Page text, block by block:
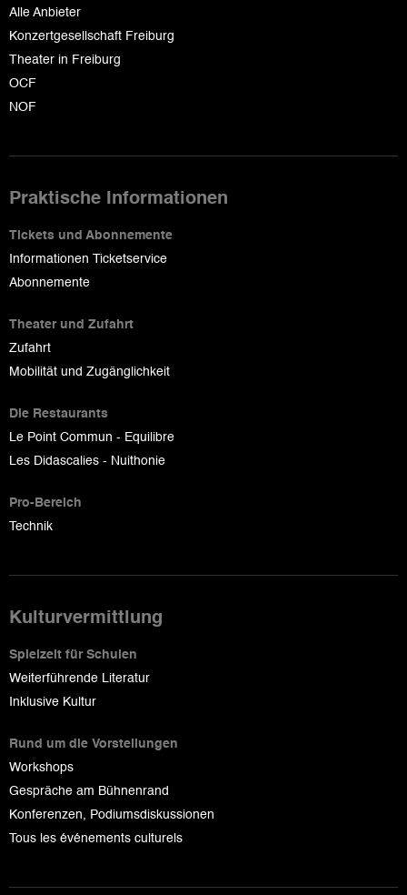
Alle Anbieter
Konzertgesellschaft Freiburg
Theater in Freiburg
OCF
NOF
Praktische Informationen
Tickets und Abonnemente
Informationen Ticketservice
Abonnemente
Theater und Zufahrt
Zufahrt
Mobilität und Zugänglichkeit
Die Restaurants
Le Point Commun - Equilibre
Les Didascalies - Nuithonie
Pro-Bereich
Technik
Kulturvermittlung
Spielzeit für Schulen
Weiterführende Literatur
Inklusive Kultur
Rund um die Vorstellungen
Workshops
Gespräche am Bühnenrand
Konferenzen, Podiumsdiskussionen
Tous les événements culturels